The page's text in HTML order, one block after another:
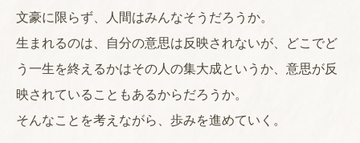
文豪に限らず、人間はみんなそうだろうか。
生まれるのは、自分の意思は反映されないが、どこでど
う一生を終えるかはその人の集大成というか、意思が反
映されていることもあるからだろうか。
そんなことを考えながら、歩みを進めていく。